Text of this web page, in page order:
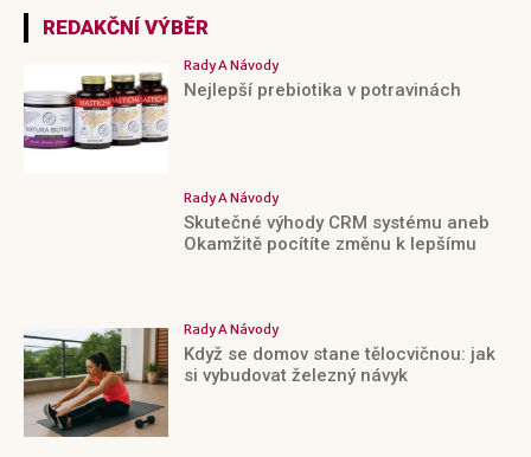
REDAKČNÍ VÝBĚR
Rady A Návody
Nejlepší prebiotika v potravinách
Rady A Návody
Skutečné výhody CRM systému aneb
Okamžitě pocítíte změnu k lepšímu
Rady A Návody
Když se domov stane tělocvičnou: jak
si vybudovat železný návyk